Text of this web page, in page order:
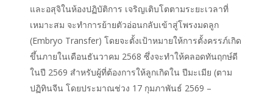
และอสุจิในห้องปฏิบัติการ เจริญเติบโตตามระยะเวลาที่
เหมาะสม จะทำการย้ายตัวอ่อนกลับเข้าสู่โพรงมดลูก
(Embryo Transfer) โดยจะตั้งเป้าหมายให้การตั้งครรภ์เกิด
ขึ้นภายในเดือนธันวาคม 2568 ซึ่งจะทำให้คลอดทันฤกษ์ดี
ในปี 2569 สำหรับผู้ที่ต้องการให้ลูกเกิดใน ปีมะเมีย (ตาม
ปฏิทินจีน โดยประมาณช่วง 17 กุมภาพันธ์ 2569 –